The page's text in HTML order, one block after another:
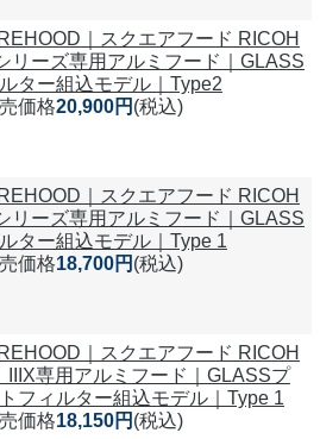
｜スクエアフード RICOH
リーズ専用アルミフード｜GLASS
ルター組込モデル｜Type2
価格20,900円 (税込)
｜スクエアフード RICOH
リーズ専用アルミフード｜GLASS
ルター組込モデル｜Type 1
価格18,700円 (税込)
｜スクエアフード RICOH
IIIX専用アルミフード｜GLASSプ
フィルター組込モデル｜Type 1
価格18,150円 (税込)